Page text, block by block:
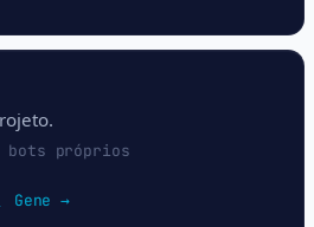
bots próprios
Gene →